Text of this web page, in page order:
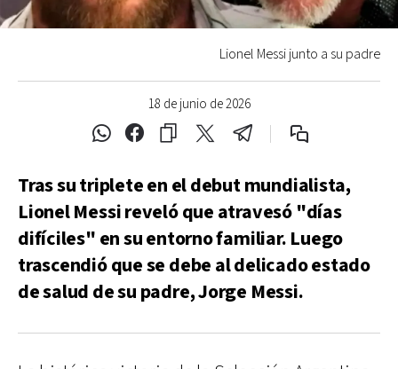
18 de junio de 2026
Lionel Messi junto a su padre
Tras su triplete en el debut mundialista,
Lionel Messi reveló que atravesó "días
difíciles" en su entorno familiar. Luego
trascendió que se debe al delicado estado
de salud de su padre, Jorge Messi.